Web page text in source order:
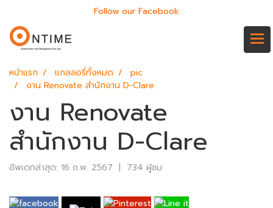
Follow our Facebook
หน้าแรก แกลลอรี่ทั้งหมด
pic
งาน Renovate สำนักงาน D-Clare
งาน Renovate
สำนักงาน D-Clare
อัพเดทล่าสุด: 16 ก.พ. 2567 | 734 ผู้ชม